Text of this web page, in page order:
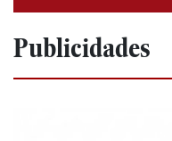
Publicidades